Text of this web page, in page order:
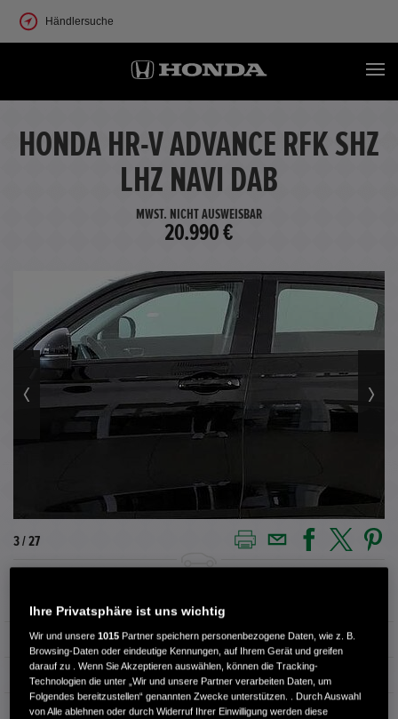
Händlersuche
HONDA HR-V ADVANCE RFK SHZ
LHZ NAVI DAB
MWST. NICHT AUSWEISBAR
20.990 €
3 / 27
Außenfarbe CRYSTAL BLACK P.
Kilometerstand 87.000 km
Kraftstoffart Benzin
Getriebe Automatik
Ihre Privatsphäre ist uns wichtig
Wir und unsere1015 Partner speichern personenbezogene Daten, wie z. B.
Browsing-Daten oder eindeutige Kennungen, auf Ihrem Gerät und greifen
darauf zu . Wenn Sie Akzeptieren auswählen, können die Tracking-
Technologien die unter „Wir und unsere Partner verarbeiten Daten, um
Folgendes bereitzustellen“ genannten Zwecke unterstützen. . Durch Auswahl
von Alle ablehnen oder durch Widerruf Ihrer Einwilligung werden diese